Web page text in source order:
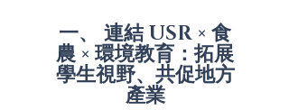
一、 連結 USR × 食
農 × 環境教育：拓展
學生視野、共促地方
產業